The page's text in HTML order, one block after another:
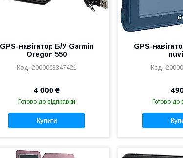
GPS-навігатор Б/У Garmin
Oregon 550
2000003347421
4 000 ₴
Готово до відправки
Купити
GPS-
Готово до